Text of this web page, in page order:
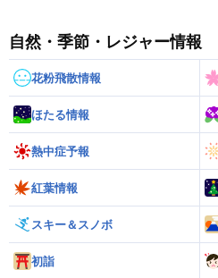
自然・季節・レジャー情報
花粉飛散情報
ほたる情報
熱中症予報
紅葉情報
スキー＆スノボ
初詣